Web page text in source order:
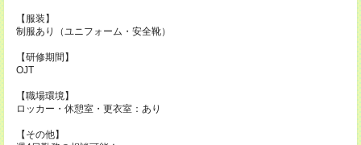
【服装】
制服あり（ユニフォーム・安全靴）
【研修期間】
OJT
【職場環境】
ロッカー・休憩室・更衣室：あり
【その他】